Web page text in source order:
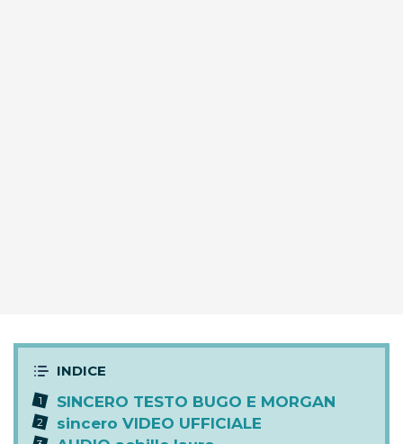
SINCERO TESTO BUGO E MORGAN
sincero VIDEO UFFICIALE